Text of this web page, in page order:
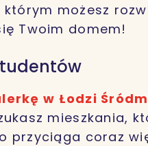
którym możesz
Twoim domem!
w Łodzi
mieszkania,
przyciąga coraz